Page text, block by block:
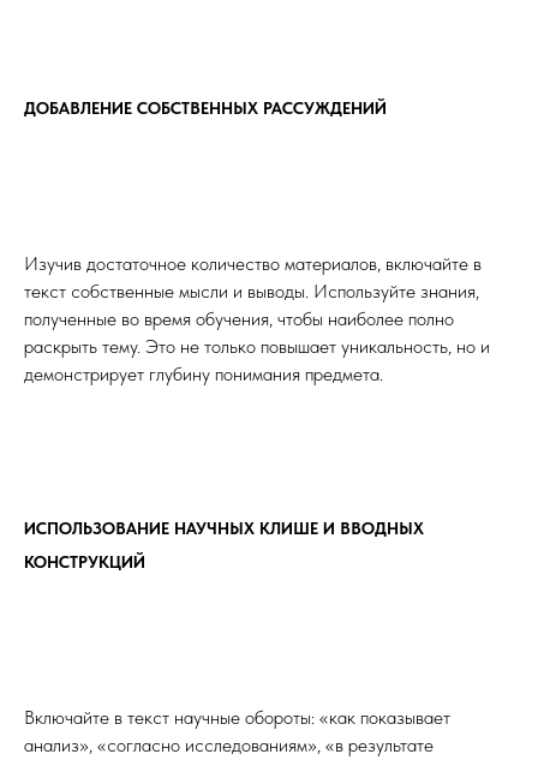
ДОБАВЛЕНИЕ СОБСТВЕННЫХ РАССУЖДЕНИЙ
Изучив достаточное количество материалов, включайте в
текст собственные мысли и выводы. Используйте знания,
полученные во время обучения, чтобы наиболее полно
раскрыть тему. Это не только повышает уникальность, но и
демонстрирует глубину понимания предмета.
ИСПОЛЬЗОВАНИЕ НАУЧНЫХ КЛИШЕ И ВВОДНЫХ
КОНСТРУКЦИЙ
Включайте в текст научные обороты: «как показывает
анализ», «согласно исследованиям», «в результате